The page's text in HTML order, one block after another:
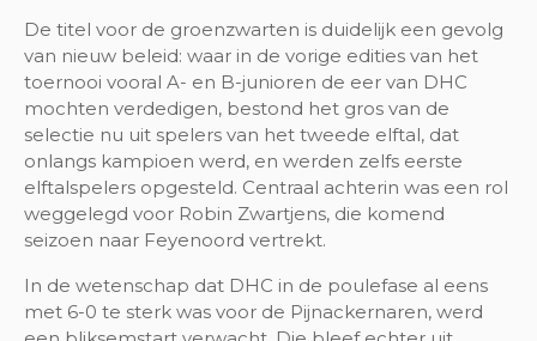
De titel voor de groenzwarten is duidelijk een gevolg
van nieuw beleid: waar in de vorige edities van het
toernooi vooral A- en B-junioren de eer van DHC
mochten verdedigen, bestond het gros van de
selectie nu uit spelers van het tweede elftal, dat
onlangs kampioen werd, en werden zelfs eerste
elftalspelers opgesteld. Centraal achterin was een rol
weggelegd voor Robin Zwartjens, die komend
seizoen naar Feyenoord vertrekt.
In de wetenschap dat DHC in de poulefase al eens
met 6-0 te sterk was voor de Pijnackernaren, werd